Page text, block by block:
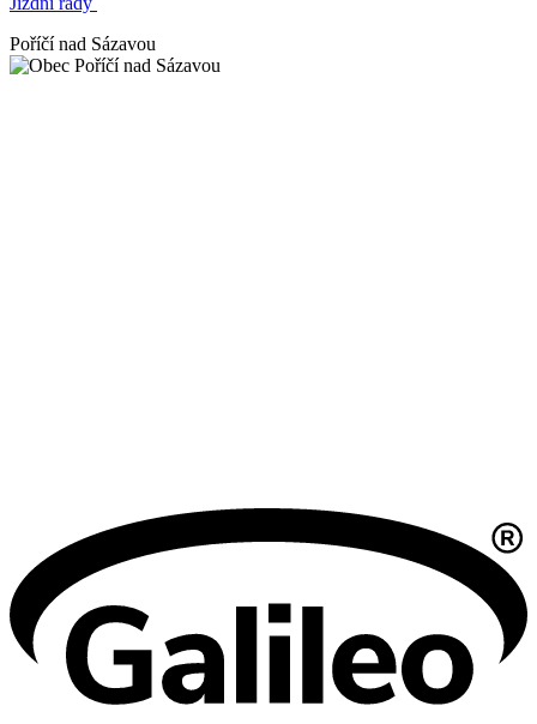
Poříčí nad Sázavou